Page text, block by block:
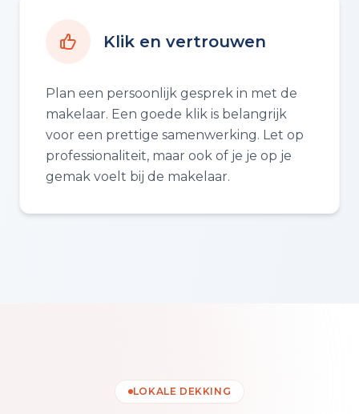
Klik en vertrouwen
Plan een persoonlijk gesprek in met de
makelaar. Een goede klik is belangrijk
voor een prettige samenwerking. Let op
professionaliteit, maar ook of je je op je
gemak voelt bij de makelaar.
LOKALE DEKKING